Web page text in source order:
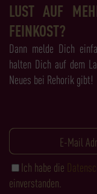
LUST AUF
FEINKOST?
Dann melde Dich
halten Dich auf dem
Neues bei Rehorik gibt!
Ich habe die
einverstanden.